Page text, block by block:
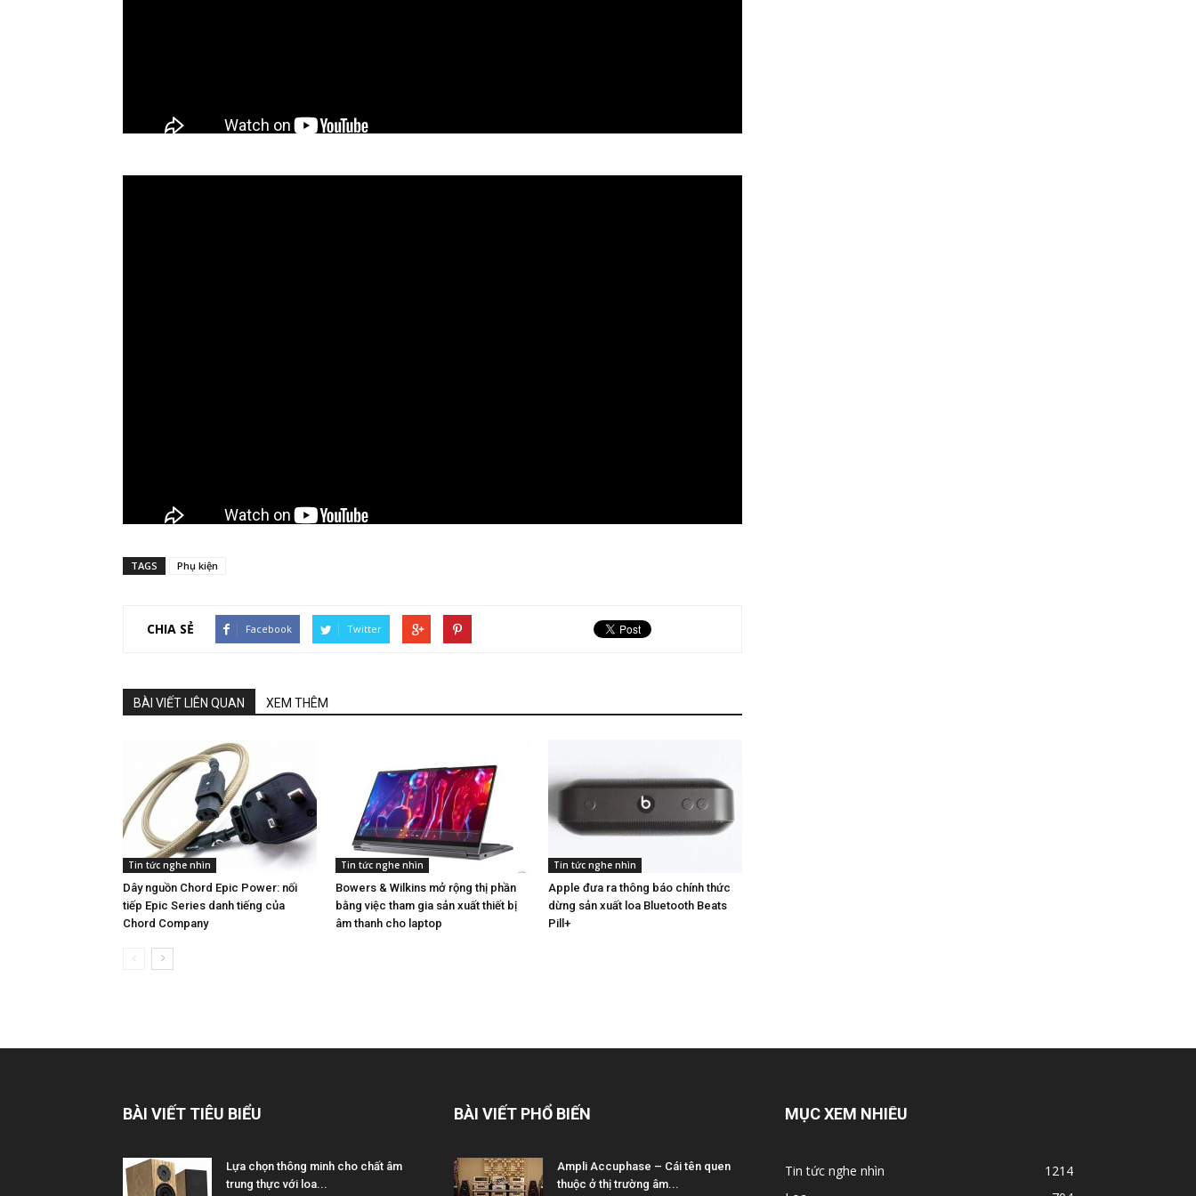
TAGS Phụ kiện
CHIA SẺ Facebook Twitter
BÀI VIẾT LIÊN QUAN XEM THÊM
Tin tức nghe nhìn
Dây nguồn Chord Epic Power: nối
tiếp Epic Series danh tiếng của
Chord Company
Tin tức nghe nhìn
Bowers & Wilkins mở rộng thị phần
bằng việc tham gia sản xuất thiết bị
âm thanh cho laptop
Tin tức nghe nhìn
Apple đưa ra thông báo chính thức
dừng sản xuất loa Bluetooth Beats
Pill+
BÀI VIẾT TIÊU BIỂU
Lựa chọn thông minh cho chất âm
trung thực với loa...
BÀI VIẾT PHỔ BIẾN
Ampli Accuphase – Cái tên quen
thuộc ở thị trường âm...
MỤC XEM NHIỀU
Tin tức nghe nhìn
1214